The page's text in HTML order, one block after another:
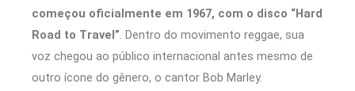
começou oficialmente em 1967, com o disco “Hard
Road to Travel”. Dentro do movimento reggae, sua
voz chegou ao público internacional antes mesmo de
outro ícone do gênero, o cantor Bob Marley.